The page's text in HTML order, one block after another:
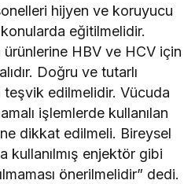
hijyen ve koruyucu
eğitilmelidir.
ürünlerine HBV ve HCV için
Doğru ve tutarlı
teşvik edilmelidir. Vücuda
işlemlerde kullanılan
dikkat edilmeli. Bireysel
kullanılmış enjektör gibi
önerilmelidir” dedi.